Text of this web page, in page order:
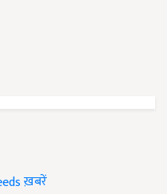
ख़बरें